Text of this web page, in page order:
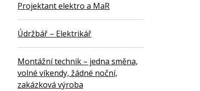
Projektant elektro a MaR
Údržbář – Elektrikář
Montážní technik – jedna směna,
volné víkendy, žádné noční,
zakázková výroba